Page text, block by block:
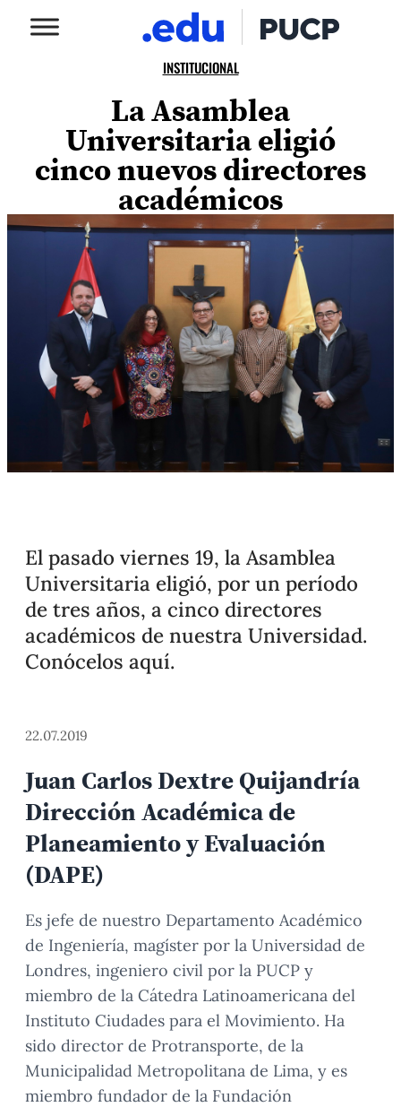
INSTITUCIONAL
La Asamblea
Universitaria eligió
cinco nuevos directores
académicos
El pasado viernes 19, la Asamblea
Universitaria eligió, por un período
de tres años, a cinco directores
académicos de nuestra Universidad.
Conócelos aquí.
22.07.2019
Juan Carlos Dextre Quijandría
Dirección Académica de
Planeamiento y Evaluación
(DAPE)
Es jefe de nuestro Departamento Académico
de Ingeniería, magíster por la Universidad de
Londres, ingeniero civil por la PUCP y
miembro de la Cátedra Latinoamericana del
Instituto Ciudades para el Movimiento. Ha
sido director de Protransporte, de la
Municipalidad Metropolitana de Lima, y es
miembro fundador de la Fundación